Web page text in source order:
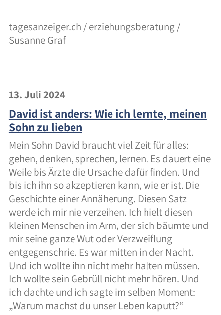
tagesanzeiger.ch / erziehungsberatung /
Susanne Graf
13. Juli 2024
David ist anders: Wie ich lernte, meinen
Sohn zu lieben
Mein Sohn David braucht viel Zeit für alles:
gehen, denken, sprechen, lernen. Es dauert eine
Weile bis Ärzte die Ursache dafür finden. Und
bis ich ihn so akzeptieren kann, wie er ist. Die
Geschichte einer Annäherung. Diesen Satz
werde ich mir nie verzeihen. Ich hielt diesen
kleinen Menschen im Arm, der sich bäumte und
mir seine ganze Wut oder Verzweiflung
entgegenschrie. Es war mitten in der Nacht.
Und ich wollte ihn nicht mehr halten müssen.
Ich wollte sein Gebrüll nicht mehr hören. Und
ich dachte und ich sagte im selben Moment:
„Warum machst du unser Leben kaputt?“